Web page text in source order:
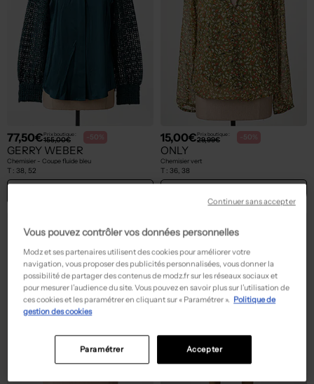
77,50€Prix boutique :
155,00€ -50%
GERRY WEBER
Chemisier - Coupe fluide bleu
T : 38, 52
15,00€Prix boutique :
29,99€ -50%
ONLY
Chemisier vert
T : 36, 38
Vous pouvez contrôler vos données personnelles
Modz et ses partenaires utilisent des cookies pour améliorer votre
navigation, vous proposer des publicités personnalisées, vous donner la
possibilité de partager des contenus de modz.fr sur les réseaux sociaux et
pour mesurer l’audience du site. Vous pouvez en savoir plus sur l’utilisation de
ces cookies et les paramétrer en cliquant sur « Paramétrer ». Politique de
gestion des cookies
Accepter
Paramétrer
Continuer sans accepter